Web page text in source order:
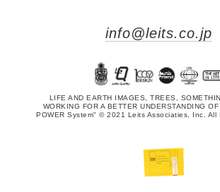
info@leits.co.jp
LIFE AND EARTH IMAGES, TREES,
WORKING FOR A BETTER UNDERSTANDING
POWER System" © 2021 Leits Associaties, Inc. All